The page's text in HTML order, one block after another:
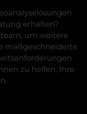
erhalten?
um weitere
maßgeschneiderte
zu helfen, Ihre